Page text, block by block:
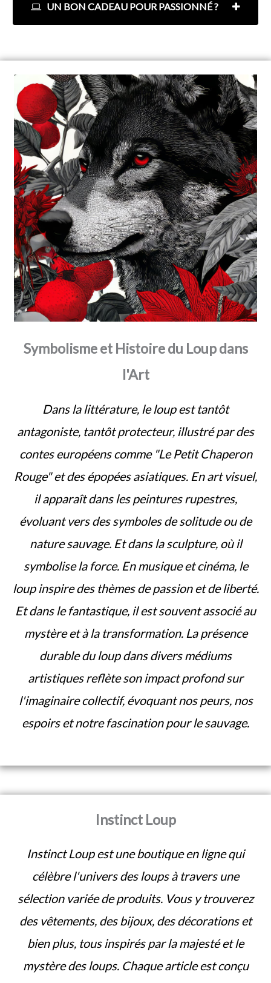
UN BON CADEAU POUR PASSIONNÉ ?
Symbolisme et Histoire du Loup dans
l'Art
Dans la littérature, le loup est tantôt
antagoniste, tantôt protecteur, illustré par des
contes européens comme "Le Petit Chaperon
Rouge" et des épopées asiatiques. En art visuel,
il apparaît dans les peintures rupestres,
évoluant vers des symboles de solitude ou de
nature sauvage. Et dans la sculpture, où il
symbolise la force. En musique et cinéma, le
loup inspire des thèmes de passion et de liberté.
Et dans le fantastique, il est souvent associé au
mystère et à la transformation. La présence
durable du loup dans divers médiums
artistiques reflète son impact profond sur
l'imaginaire collectif, évoquant nos peurs, nos
espoirs et notre fascination pour le sauvage.
Instinct Loup
Instinct Loup est une boutique en ligne qui
célèbre l'univers des loups à travers une
sélection variée de produits. Vous y trouverez
des vêtements, des bijoux, des décorations et
bien plus, tous inspirés par la majesté et le
mystère des loups. Chaque article est conçu